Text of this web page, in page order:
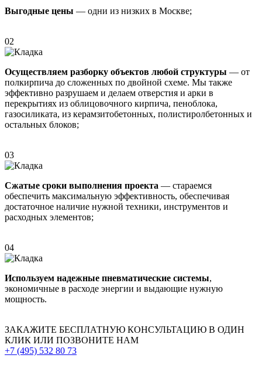
Выгодные цены — одни из низких в Москве;
02
Осуществляем разборку объектов любой структуры — от
полкирпича до сложенных по двойной схеме. Мы также
эффективно разрушаем и делаем отверстия и арки в
перекрытиях из облицовочного кирпича, пеноблока,
газосиликата, из керамзитобетонных, полистиролбетонных и
остальных блоков;
03
Сжатые сроки выполнения проекта — стараемся
обеспечить максимальную эффективность, обеспечивая
достаточное наличие нужной техники, инструментов и
расходных элементов;
04
Используем надежные пневматические системы,
экономичные в расходе энергии и выдающие нужную
мощность.
ЗАКАЖИТЕ БЕСПЛАТНУЮ КОНСУЛЬТАЦИЮ В ОДИН
КЛИК ИЛИ ПОЗВОНИТЕ НАМ
+7 (495) 532 80 73